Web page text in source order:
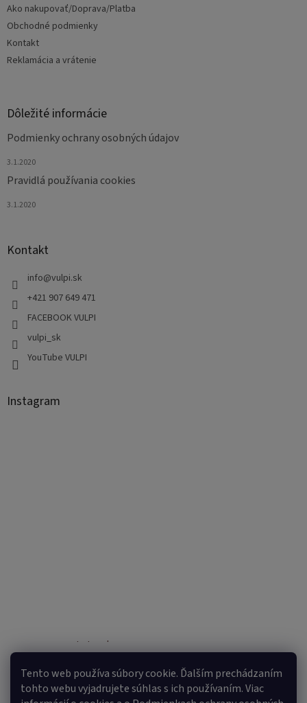
Tento web používa súbory cookie. Ďalším prechádzaním
tohto webu vyjadrujete súhlas s ich používaním. Viac
Ako nakupovať/Doprava/Platba
Obchodné podmienky
Kontakt
Reklamácia a vrátenie
Dôležité informácie
Podmienky ochrany osobných údajov
3.1.2020
Pravidlá používania cookies
3.1.2020
Kontakt
info@vulpi.sk
+421 907 649 471
FACEBOOK VULPI
vulpi_sk
YouTube VULPI
Instagram
Sledovať na Instagrame